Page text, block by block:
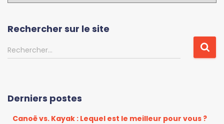
o
r
e
Rechercher sur le site
R
e
r
Rechercher…
Derniers postes
Canoë vs. Kayak : Lequel est le meilleur pour vous ?